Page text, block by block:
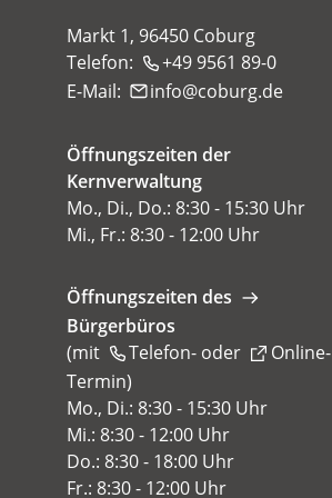
Markt 1, 96450 Coburg
Telefon:
+49 9561 89-0
E-Mail:
info coburg de
Öffnungszeiten der
Kernverwaltung
Mo., Di., Do.: 8:30 - 15:30 Uhr
Mi., Fr.: 8:30 - 12:00 Uhr
Öffnungszeiten des
Bürgerbüros
(mit
Telefon- oder
Online-
Termin
(Öffnet
in
einem
neuen
Tab)
)
Mo., Di.: 8:30 - 15:30 Uhr
Mi.: 8:30 - 12:00 Uhr
Do.: 8:30 - 18:00 Uhr
Fr.: 8:30 - 12:00 Uhr